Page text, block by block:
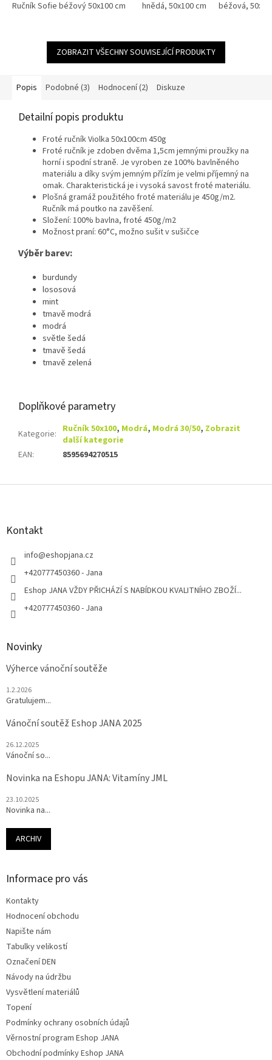
hebký, odolný a vhodný pro
Ručník Sofie béžový 50x100 cm Ručník Sofie azurově modrá 50x100
dle barvy Bílá, krémová,...
hnědá, 50x100 cm béžová,
ZOBRAZIT VŠECHNY SOUVISEJÍCÍ PRODUKTY
Popis Podobné (3) Hodnocení (2) Diskuze
Detailní popis produktu
Froté ručník Violka 50x100cm 450g
Froté ručník je zdoben dvěma 1,5cm jemnými proužky na
horní i spodní straně. Je vyroben ze 100% bavlněného
materiálu a díky svým jemným přízím je velmi příjemný na
omak. Charakteristická je i vysoká savost froté materiálu.
Plošná gramáž použitého froté materiálu je 450g/m2.
Ručník má poutko na zavěšení.
Složení: 100% bavlna, froté 450g/m2
Možnost praní: 60°C, možno sušit v sušičce
Výběr barev:
burdundy
lososová
mint
tmavě modrá
modrá
světle šedá
tmavě šedá
tmavě zelená
Doplňkové parametry
Kategorie: Ručník 50x100, Modrá, Modrá 30/50, Zobrazit
další kategorie
EAN: 8595694270515
Z
Kontakt
info@eshopjana.cz
+420777450360 - Jana
Eshop JANA VŽDY PŘICHÁZÍ S NABÍDKOU KVALITNÍHO ZBOŽÍ...
+420777450360 - Jana
Novinky
Výherce vánoční soutěže
1.2.2026
Gratulujem...
Vánoční soutěž Eshop JANA 2025
26.12.2025
Vánoční so...
Novinka na Eshopu JANA: Vitamíny JML
23.10.2025
Novinka na...
ARCHIV
Informace pro vás
Kontakty
Hodnocení obchodu
Napište nám
Tabulky velikostí
Označení DEN
Návody na údržbu
Vysvětlení materiálů
Topení
Podmínky ochrany osobních údajů
Věrnostní program Eshop JANA
Obchodní podmínky Eshop JANA